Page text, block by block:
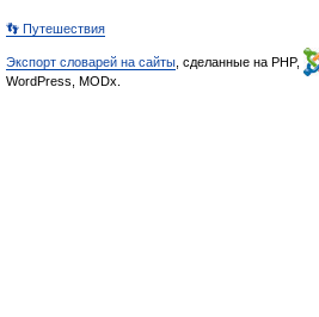
👣 Путешествия
Экспорт словарей на сайты , сделанные на PHP,
WordPress, MODx.